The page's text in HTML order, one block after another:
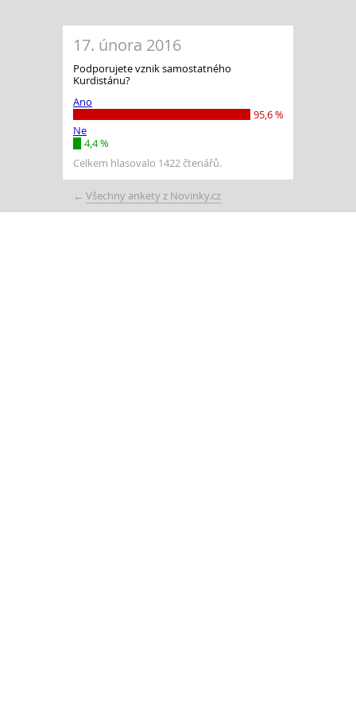
17. února 2016
Podporujete vznik samostatného
Kurdistánu?
Ano
95,6 %
Ne
4,4 %
Celkem hlasovalo 1422 čtenářů.
← Všechny ankety z Novinky.cz